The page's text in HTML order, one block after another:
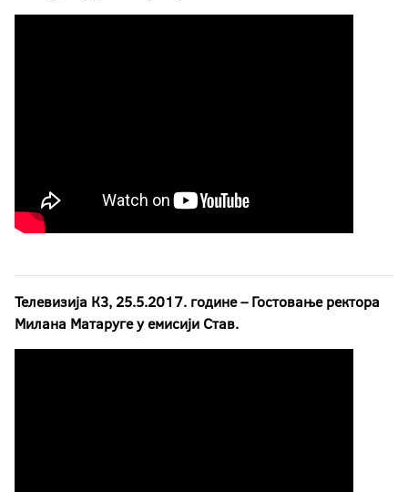
Телевизија К3, 25.5.2017. године – Гостовање ректора
Милана Матаруге у емисији Став.